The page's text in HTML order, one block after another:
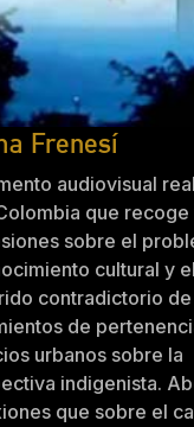
Frenesí
audiovisual
que recoge
sobre el
cultural y el
contradictorio
de
urbanos sobre la
indigenista.
que sobre el